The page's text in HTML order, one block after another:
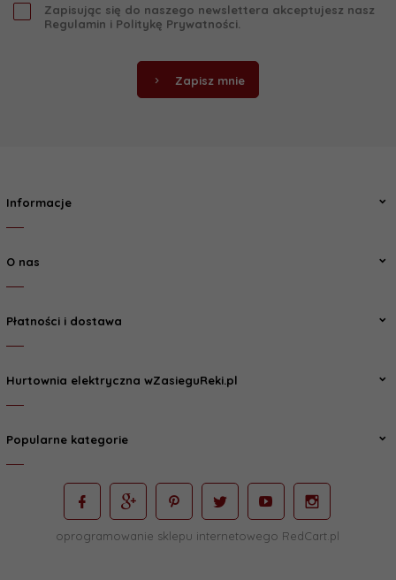
Zapisując się do naszego newslettera akceptujesz nasz
Regulamin i Politykę Prywatności.
Zapisz mnie
Informacje
O nas
Płatności i dostawa
Hurtownia elektryczna wZasieguReki.pl
Popularne kategorie
oprogramowanie sklepu internetowego RedCart.pl